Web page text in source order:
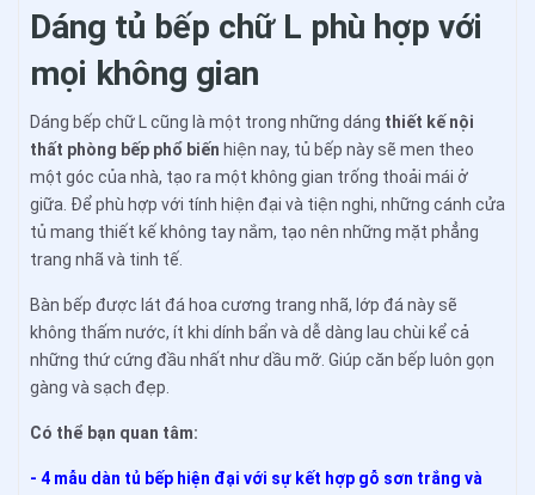
Dáng tủ bếp chữ L phù hợp với
mọi không gian
Dáng bếp chữ L cũng là một trong những dáng thiết kế nội
thất phòng bếp phổ biến hiện nay, tủ bếp này sẽ men theo
một góc của nhà, tạo ra một không gian trống thoải mái ở
giữa. Để phù hợp với tính hiện đại và tiện nghi, những cánh cửa
tủ mang thiết kế không tay nắm, tạo nên những mặt phẳng
trang nhã và tinh tế.
Bàn bếp được lát đá hoa cương trang nhã, lớp đá này sẽ
không thấm nước, ít khi dính bẩn và dễ dàng lau chùi kể cả
những thứ cứng đầu nhất như dầu mỡ. Giúp căn bếp luôn gọn
gàng và sạch đẹp.
Có thể bạn quan tâm:
- 4 mẫu dàn tủ bếp hiện đại với sự kết hợp gỗ sơn trắng và